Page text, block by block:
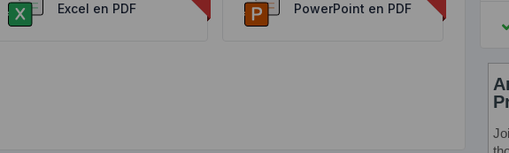
Excel en PDF PowerPoint en PDF